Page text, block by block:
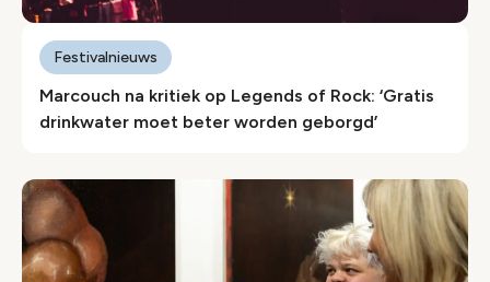
Marcouch na kritiek op Legends of Rock: ‘Gratis
drinkwater moet beter worden geborgd’
Festivalnieuws